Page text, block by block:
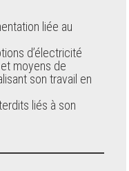
liée au
d’électricité
moyens de
son travail en
liés à son